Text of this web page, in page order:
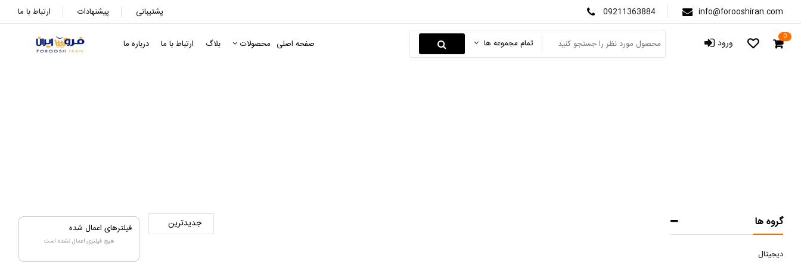
ارتباط با ما پیشنهادات پشتیبانی 09211363884 info@forooshiran.com
صفحه اصلی محصولات بلاگ ارتباط با ما درباره ما تمام مجموعه ها ورود 0
فیلترهای اعمال شده
هیچ فیلتری اعمال نشده است
گروه ها
دیجیتال